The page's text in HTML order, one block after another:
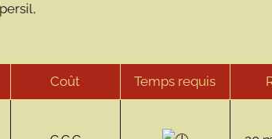
Coût Temps requis